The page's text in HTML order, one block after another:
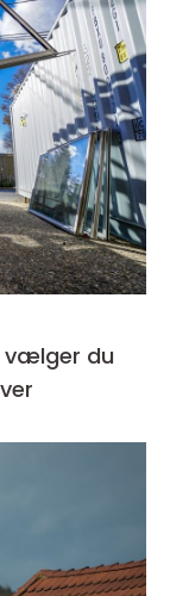
vælger du